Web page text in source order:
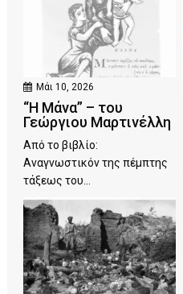
Μάι 10, 2026
“Η Μάνα” – του
Γεώργιου Μαρτινέλλη
Από το βιβλίο:
Αναγνωστικόν της πέμπτης
τάξεως του...